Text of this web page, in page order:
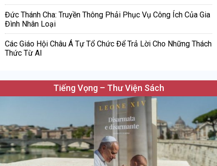
Đức Thánh Cha: Truyền Thông Phải Phục Vụ Công Ích Của Gia
Đình Nhân Loại
Các Giáo Hội Châu Á Tự Tổ Chức Để Trả Lời Cho Những Thách
Thức Từ AI
Tiếng Vọng – Thư Viện Sách